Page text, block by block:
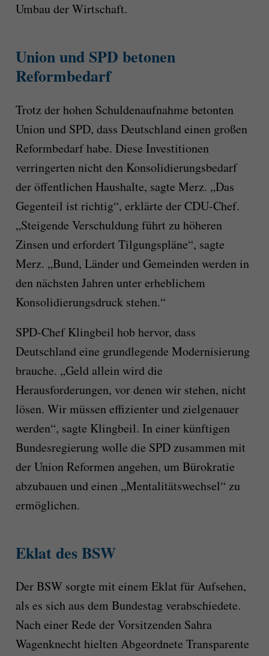
Umbau der Wirtschaft.
Union und SPD betonen
Reformbedarf
Trotz der hohen Schuldenaufnahme betonten
Union und SPD, dass Deutschland einen großen
Reformbedarf habe. Diese Investitionen
verringerten nicht den Konsolidierungsbedarf
der öffentlichen Haushalte, sagte Merz. „Das
Gegenteil ist richtig“, erklärte der CDU-Chef.
„Steigende Verschuldung führt zu höheren
Zinsen und erfordert Tilgungspläne“, sagte
Merz. „Bund, Länder und Gemeinden werden in
den nächsten Jahren unter erheblichem
Konsolidierungsdruck stehen.“
SPD-Chef Klingbeil hob hervor, dass
Deutschland eine grundlegende Modernisierung
brauche. „Geld allein wird die
Herausforderungen, vor denen wir stehen, nicht
lösen. Wir müssen effizienter und zielgenauer
werden“, sagte Klingbeil. In einer künftigen
Bundesregierung wolle die SPD zusammen mit
der Union Reformen angehen, um Bürokratie
abzubauen und einen „Mentalitätswechsel“ zu
ermöglichen.
Eklat des BSW
Der BSW sorgte mit einem Eklat für Aufsehen,
als es sich aus dem Bundestag verabschiedete.
Nach einer Rede der Vorsitzenden Sahra
Wagenknecht hielten Abgeordnete Transparente